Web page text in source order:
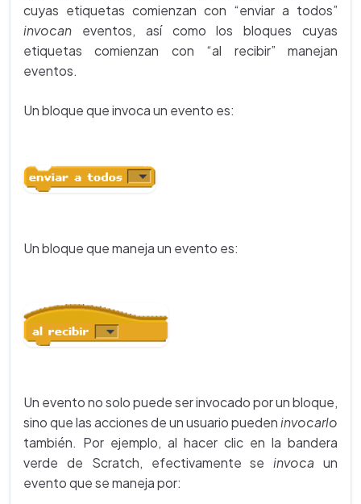
cuyas etiquetas comienzan con “enviar a todos”
invocan eventos, así como los bloques cuyas
etiquetas comienzan con “al recibir” manejan
eventos.
Un bloque que invoca un evento es:
Un bloque que maneja un evento es:
Un evento no solo puede ser invocado por un bloque,
sino que las acciones de un usuario puedeninvocarlo
también. Por ejemplo, al hacer clic en la bandera
verde de Scratch, efectivamente seinvoca un
evento que se maneja por: